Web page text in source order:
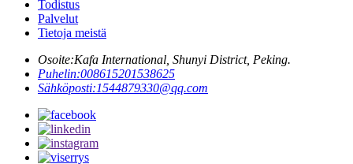
Todistus
Palvelut
Tietoja meistä
Osoite:Kafa International, Shunyi District, Peking.
Puhelin:008615201538625
Sähköposti:1544879330@qq.com